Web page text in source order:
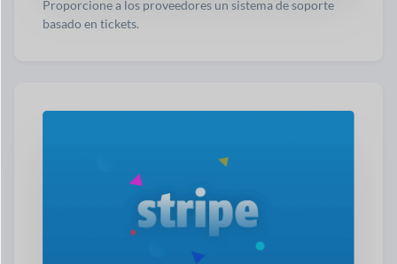
Proporcione a los proveedores un sistema de soporte
basado en tickets.